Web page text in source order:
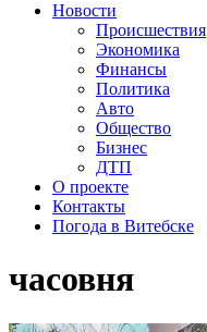
Новости
Происшествия
Экономика
Финансы
Политика
Авто
Общество
Бизнес
ДТП
О проекте
Контакты
Погода в Витебске
часовня